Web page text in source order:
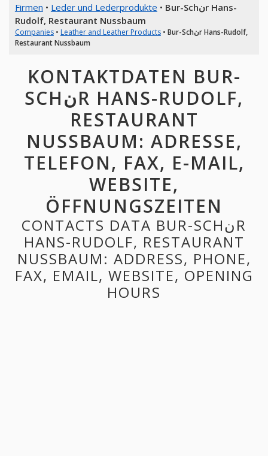
Firmen • Leder und Lederprodukte • Bur-Schنr Hans-
Rudolf, Restaurant Nussbaum
Companies• Leather and Leather Products• Bur-Schنr Hans-Rudolf,
Restaurant Nussbaum
KONTAKTDATEN BUR-
SCHنR HANS-RUDOLF,
RESTAURANT
NUSSBAUM: ADRESSE,
TELEFON, FAX, E-MAIL,
WEBSITE,
ÖFFNUNGSZEITEN
CONTACTS DATA BUR-SCHنR
HANS-RUDOLF, RESTAURANT
NUSSBAUM: ADDRESS, PHONE,
FAX, EMAIL, WEBSITE, OPENING
HOURS